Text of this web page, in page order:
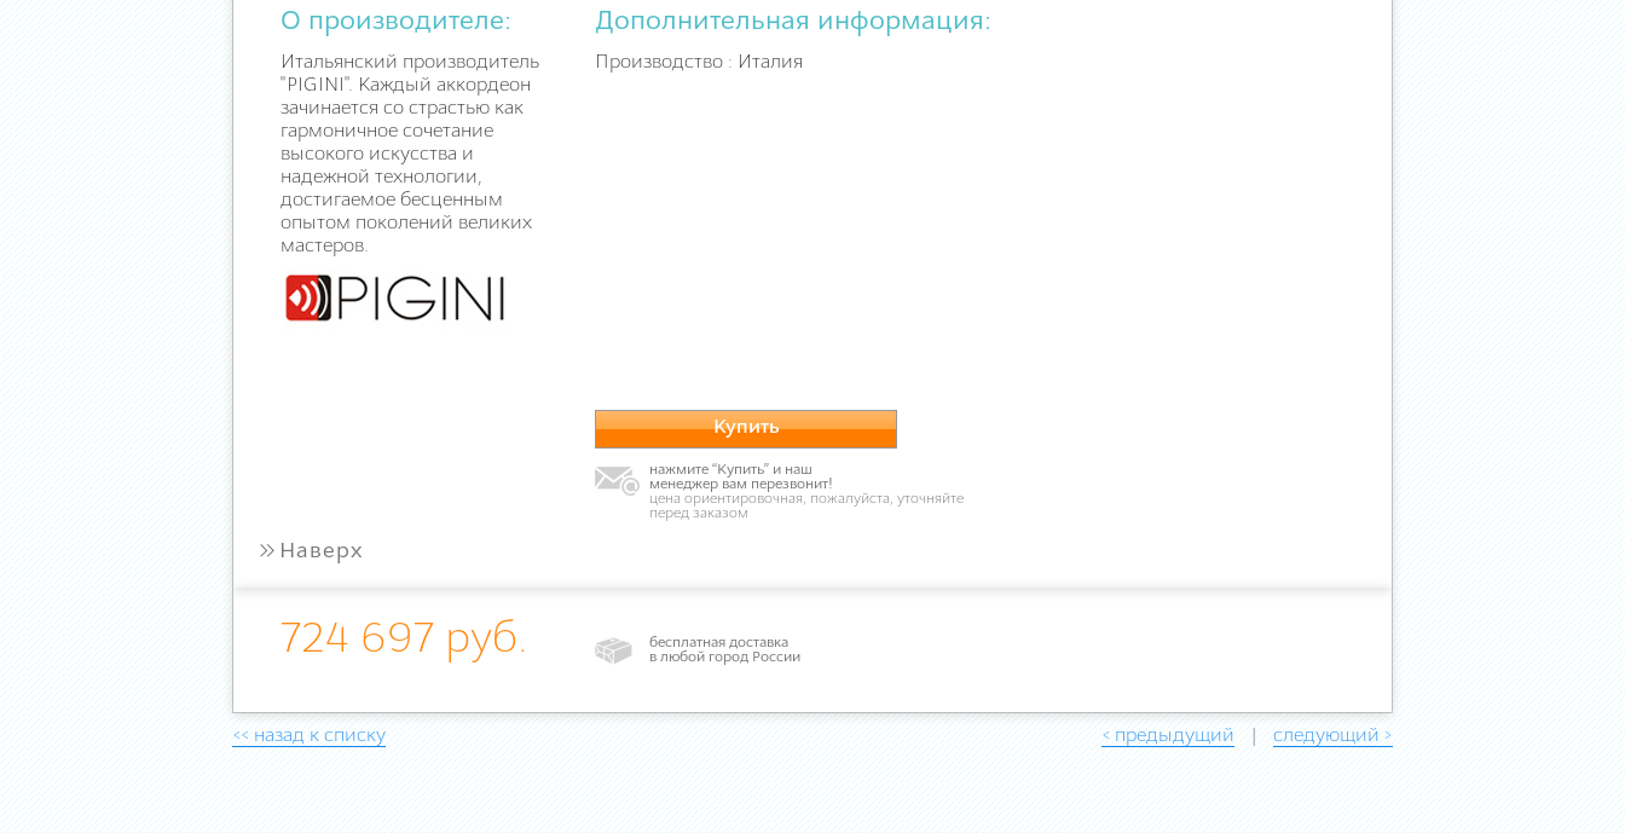
О производителе:
Итальянский производитель
"PIGINI". Каждый аккордеон
зачинается со страстью как
гармоничное сочетание
высокого искусства и
надежной технологии,
достигаемое бесценным
опытом поколений великих
мастеров.
Дополнительная информация:
Производство : Италия
Купить
нажмите “Купить” и наш
менеджер вам перезвонит!
цена ориентировочная, пожалуйста, уточняйте
перед заказом
» Наверх
724 697 руб.
бесплатная доставка
в любой город России
<< назад к списку < предыдущий | следующий >